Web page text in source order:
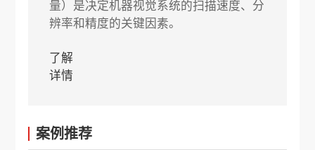
量）是决定机器视觉系统的扫描速度、分
辨率和精度的关键因素。
了解
详情
案例推荐